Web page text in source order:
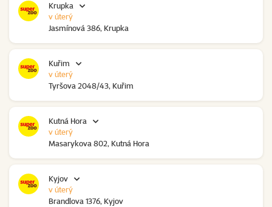
Krupka
Jasmínová 386, Krupka
v úterý
Kuřim
Tyršova 2048/43, Kuřim
v úterý
Kutná Hora
Masarykova 802, Kutná Hora
v úterý
Kyjov
Brandlova 1376, Kyjov
v úterý